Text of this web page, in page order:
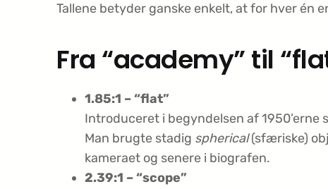
Tallene betyder ganske enkelt, at for hver én
Fra “academy” til
1.85:1 – “flat”
Introduceret i begyndelsen af 1950’erne
Man brugte stadig spherical(sfæriske)
kameraet og senere i biografen.
2.39:1 – “scope”